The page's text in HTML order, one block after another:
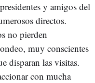
y amigos del
directos.
no pierden
muy conscientes
disparan las visitas.
con mucha